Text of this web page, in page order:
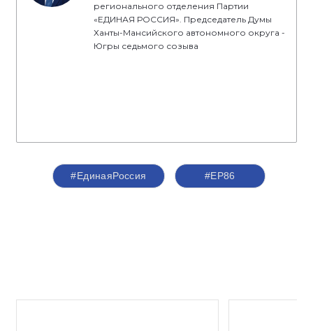
регионального отделения Партии
«ЕДИНАЯ РОССИЯ». Председатель Думы
Ханты-Мансийского автономного округа -
Югры седьмого созыва
#ЕдинаяРоссия #ЕР86